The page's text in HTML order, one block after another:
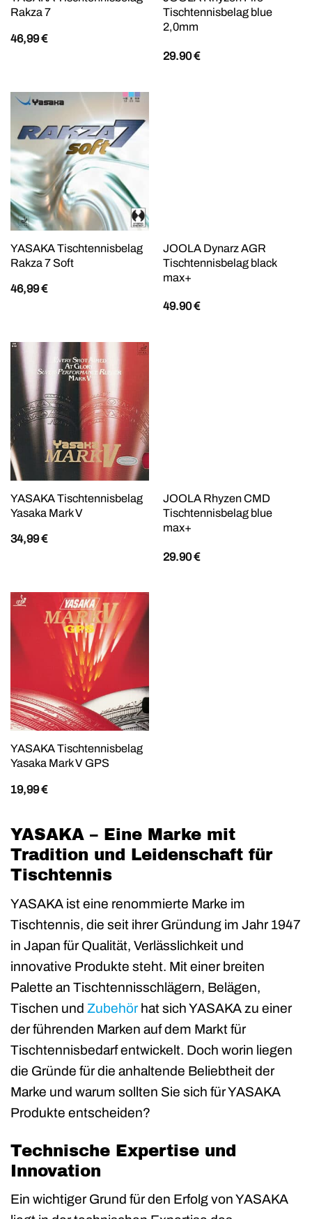
Rakza 7
46,99€
Tischtennisbelag blue
2,0mm
29.90€
YASAKA Tischtennisbelag
Rakza 7 Soft
46,99€
JOOLA Dynarz AGR
Tischtennisbelag black
max+
49.90€
YASAKA Tischtennisbelag
Yasaka Mark V
34,99€
JOOLA Rhyzen CMD
Tischtennisbelag blue
max+
29.90€
YASAKA Tischtennisbelag
Yasaka Mark V GPS
19,99€
YASAKA – Eine Marke mit
Tradition und Leidenschaft für
Tischtennis
YASAKA ist eine renommierte Marke im
Tischtennis, die seit ihrer Gründung im Jahr 1947
in Japan für Qualität, Verlässlichkeit und
innovative Produkte steht. Mit einer breiten
Palette an Tischtennisschlägern, Belägen,
Tischen und Zubehörhat sich YASAKA zu einer
der führenden Marken auf dem Markt für
Tischtennisbedarf entwickelt. Doch worin liegen
die Gründe für die anhaltende Beliebtheit der
Marke und warum sollten Sie sich für YASAKA
Produkte entscheiden?
Technische Expertise und
Innovation
Ein wichtiger Grund für den Erfolg von YASAKA